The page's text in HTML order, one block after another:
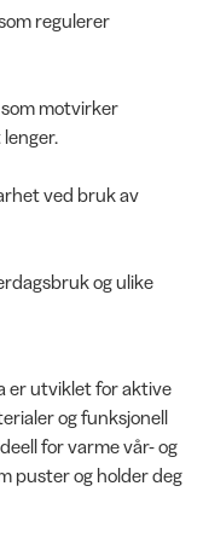
regulerer
motvirker
ved bruk av
og ulike
er utviklet for aktive
og funksjonell
for varme vår- og
puster og holder deg